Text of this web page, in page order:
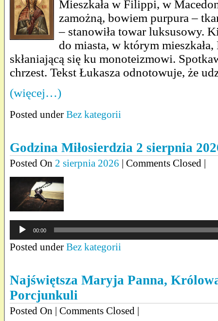
Mieszkała w Filippi, w
zamożną, bowiem purpura –
– stanowiła towar luksusowy.
do miasta, w którym
skłaniającą się ku monoteizmowi.
chrzest. Tekst Łukasza odnotowuje, że
(więcej…)
Posted under Bez kategorii
Godzina Miłosierdzia 2 sierpnia
Posted On 2 sierpnia 2026 | Comments Closed |
Odtwarzacz
plików
dźwiękowych
00:00
Posted under Bez kategorii
Najświętsza Maryja Panna,
Porcjunkuli
Posted On | Comments Closed |